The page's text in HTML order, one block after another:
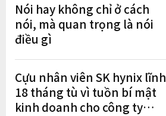
Nói hay không chỉ ở cách
nói, mà quan trọng là nói
điều gì
Cựu nhân viên SK hynix lĩnh
18 tháng tù vì tuồn bí mật
kinh doanh cho công ty